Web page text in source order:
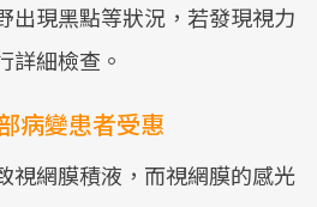
出現黑點等狀況，若發現視力
詳細檢查。
病變患者受惠
視網膜積液，而視網膜的感光